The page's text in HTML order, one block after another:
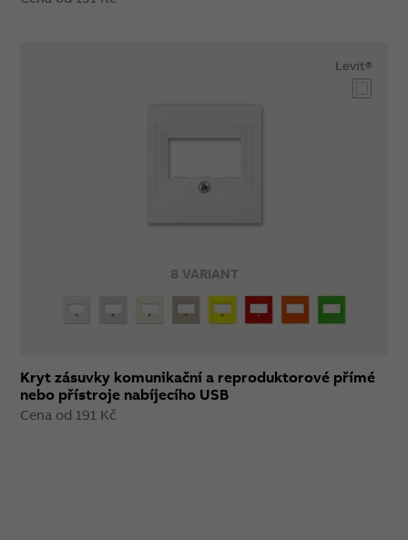
8 VARIANT
Levit®
Kryt zásuvky komunikační a reproduktorové přímé
nebo přístroje nabíjecího USB
Cena od 191 Kč